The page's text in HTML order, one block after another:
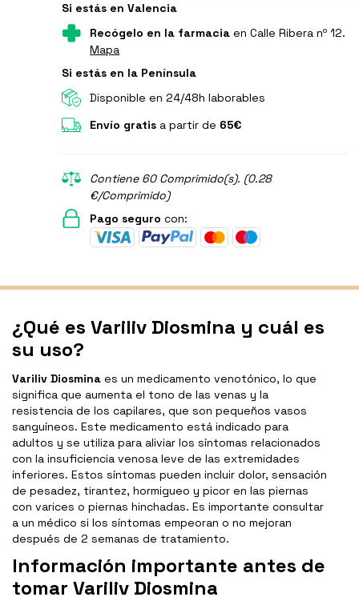
Si estás en Valencia
Recógelo en la farmacia en Calle Ribera nº 12.
Mapa
Si estás en la Península
Disponible en 24/48h laborables
Envío gratis a partir de 65€
Contiene 60 Comprimido(s). (0.28
€/Comprimido)
Pago seguro con:
¿Qué es Variliv Diosmina y cuál es
su uso?
Variliv Diosmina es un medicamento venotónico, lo que
significa que aumenta el tono de las venas y la
resistencia de los capilares, que son pequeños vasos
sanguíneos. Este medicamento está indicado para
adultos y se utiliza para aliviar los síntomas relacionados
con la insuficiencia venosa leve de las extremidades
inferiores. Estos síntomas pueden incluir dolor, sensación
de pesadez, tirantez, hormigueo y picor en las piernas
con varices o piernas hinchadas. Es importante consultar
a un médico si los síntomas empeoran o no mejoran
después de 2 semanas de tratamiento.
Información importante antes de
tomar Variliv Diosmina